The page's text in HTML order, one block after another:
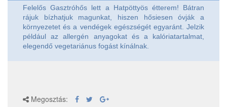
Felelős Gasztróhős lett a Hatpöttyös étterem! Bátran
rájuk bízhatjuk magunkat, hiszen hősiesen óvják a
környezetet és a vendégek egészségét egyaránt. Jelzik
például az allergén anyagokat és a kalóriatartalmat,
elegendő vegetariánus fogást kínálnak.
Megosztás: